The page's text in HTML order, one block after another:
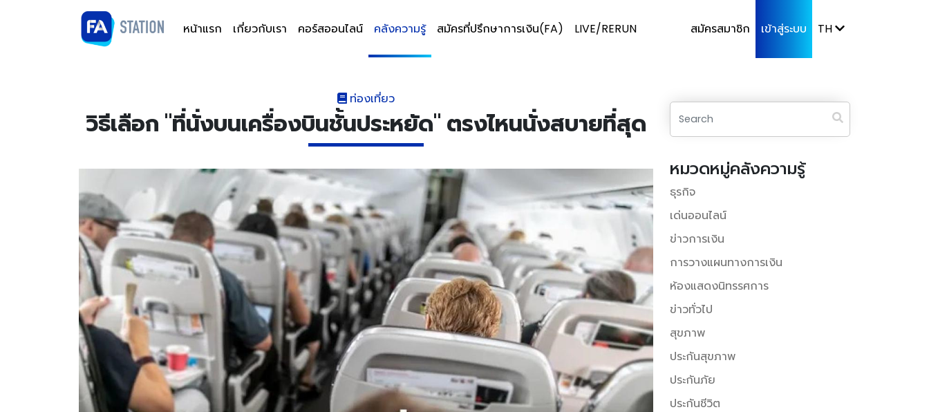
หน้าแรก เกี่ยวกับเรา คอร์สออนไลน์ คลังความรู้ สมัครที่ปรึกษาการเงิน(FA) LIVE/RERUN สมัครสมาชิก เข้าสู่ระบบ TH
ท่องเที่ยว
วิธีเลือก "ที่นั่งบนเครื่องบินชั้นประหยัด" ตรงไหนนั่งสบายที่สุด
หมวดหมู่คลังความรู้
ธุรกิจ
เด่นออนไลน์
ข่าวการเงิน
การวางแผนทางการเงิน
ห้องแสดงนิทรรศการ
ข่าวทั่วไป
สุขภาพ
ประกันสุขภาพ
ประกันภัย
ประกันชีวิต